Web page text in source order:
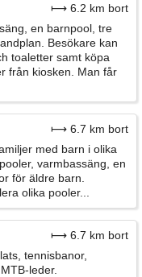
⟼ 6.2 km bort
en barnpool, tre
Besökare kan
toaletter samt köpa
från kiosken. Man får
⟼ 6.7 km bort
med barn i olika
varmbassäng, en
för äldre barn.
olika pooler...
⟼ 6.7 km bort
tennisbanor,
leder.